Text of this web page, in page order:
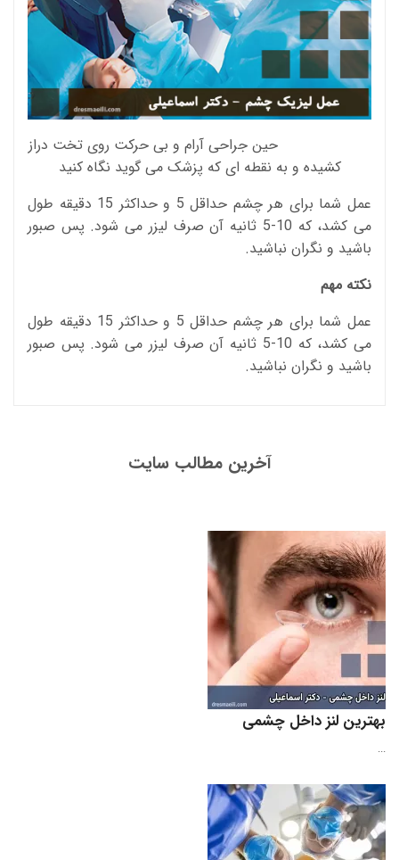
حین جراحی آرام و بی حرکت روی تخت دراز
کشیده و به نقطه ای که پزشک می گوید نگاه کنید
عمل شما برای هر چشم حداقل 5 و حداکثر 15 دقیقه طول
می کشد، که 10-5 ثانیه آن صرف لیزر می شود. پس صبور
باشید و نگران نباشید.
نکته مهم
عمل شما برای هر چشم حداقل 5 و حداکثر 15 دقیقه طول
می کشد، که 10-5 ثانیه آن صرف لیزر می شود. پس صبور
باشید و نگران نباشید.
آخرین مطالب سایت
بهترین لنز داخل چشمی
...